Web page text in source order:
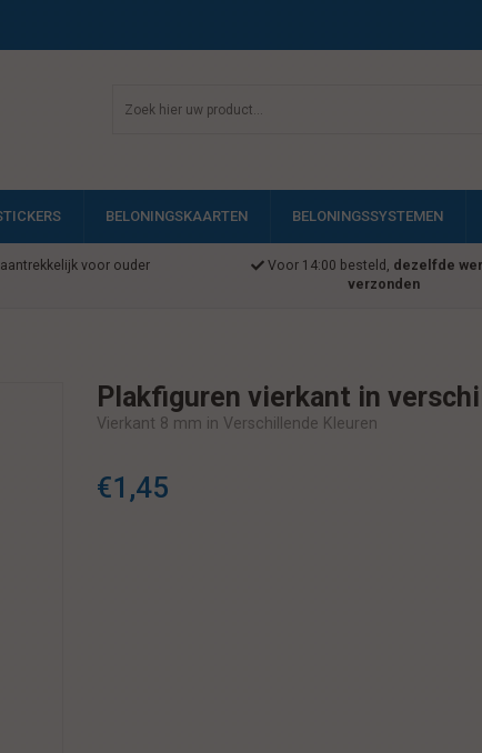
BELONINGSKAARTEN BELONINGSSYSTEMEN
voor ouder Voor 14:00 besteld, dezelfde
verzonden
Plakfiguren vierkant in
Vierkant 8 mm in Verschillende Kleuren
€1,45